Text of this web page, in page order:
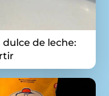
de leche: